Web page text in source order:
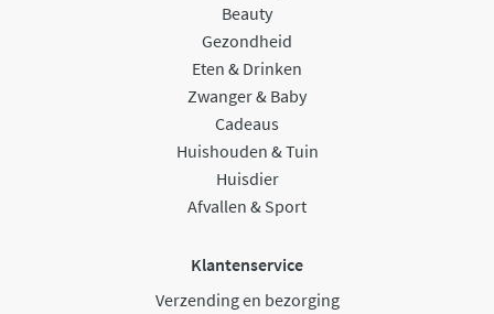
Beauty
Gezondheid
Eten & Drinken
Zwanger & Baby
Cadeaus
Huishouden & Tuin
Huisdier
Afvallen & Sport
Klantenservice
Verzending en bezorging